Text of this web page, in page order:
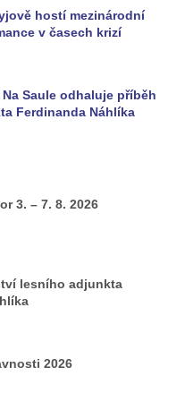
pod
na
a Pavla v
hostí mezinárodní
v časech krizí
Saule odhaluje příběh
Ferdinanda Náhlíka
3. – 7. 8. 2026
lesního adjunkta
2026